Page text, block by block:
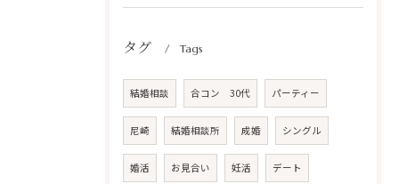
タグ Tags
結婚相談 合コン 30代 パーティー
尼崎 結婚相談所 成婚 シングル
婚活 お見合い 妊活 デート